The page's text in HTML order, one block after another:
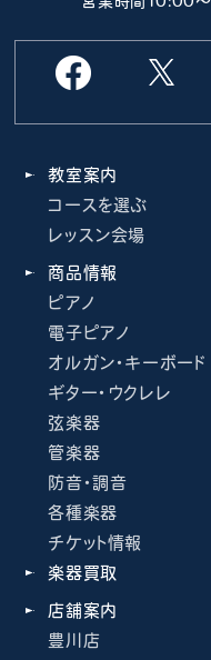
教室案内
コースを選ぶ
レッスン会場
商品情報
ピアノ
電子ピアノ
オルガン・キーボード
ギター・ウクレレ
弦楽器
管楽器
防音・調音
各種楽器
チケット情報
楽器買取
店舗案内
豊川店